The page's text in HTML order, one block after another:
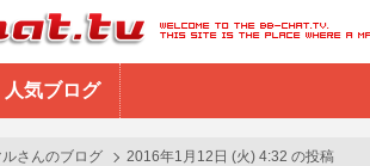
人気ブログ
ルさんのブログ 2016年1月12日 (火) 4:32 の投稿